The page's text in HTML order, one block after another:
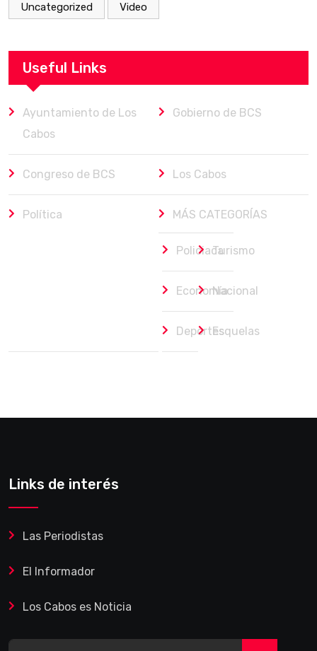
Uncategorized Video
Useful Links
Ayuntamiento de Los
Cabos
Gobierno de BCS
Congreso de BCS Los Cabos
Política MÁS CATEGORÍAS
PoliciacaTurismo
EconomíaNacional
DeportesEsquelas
Links de interés
Las Periodistas
El Informador
Los Cabos es Noticia